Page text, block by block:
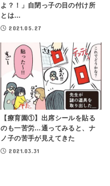
よ？！」自閉っ子の目の付け所
とは…
2021.05.27
【療育園①】出席シールを貼る
のも一苦労…通ってみると、ナ
ノ子の苦手が見えてきた
2021.03.31